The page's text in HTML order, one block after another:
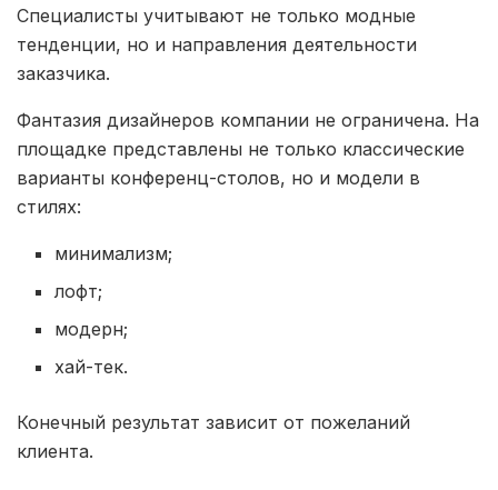
Специалисты учитывают не только модные
тенденции, но и направления деятельности
заказчика.
Фантазия дизайнеров компании не ограничена. На
площадке представлены не только классические
варианты конференц-столов, но и модели в
стилях:
минимализм;
лофт;
модерн;
хай-тек.
Конечный результат зависит от пожеланий
клиента.